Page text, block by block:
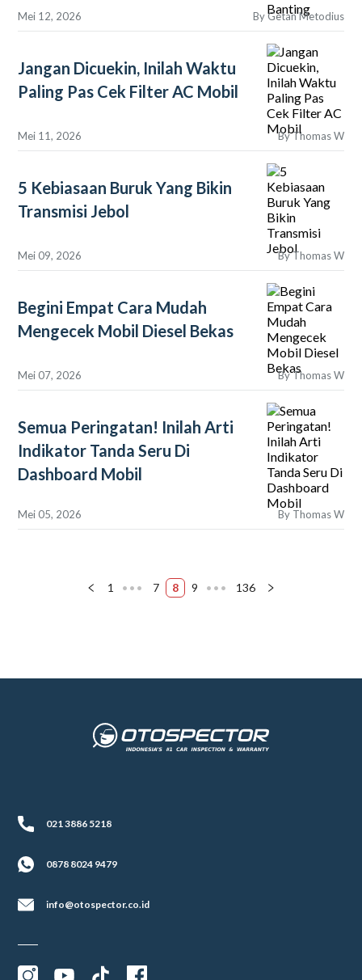
Mei 12, 2026 ByGetan Metodius
Jangan Dicuekin, Inilah Waktu
Paling Pas Cek Filter AC Mobil
Mei 11, 2026 ByThomas W
5 Kebiasaan Buruk Yang Bikin
Transmisi Jebol
Mei 09, 2026 ByThomas W
Begini Empat Cara Mudah
Mengecek Mobil Diesel Bekas
Mei 07, 2026 ByThomas W
Semua Peringatan! Inilah Arti
Indikator Tanda Seru Di
Dashboard Mobil
Mei 05, 2026 By Thomas W
1 ••• 7 8 9 ••• 136
021 3886 5218
0878 8024 9479
info@otospector.co.id